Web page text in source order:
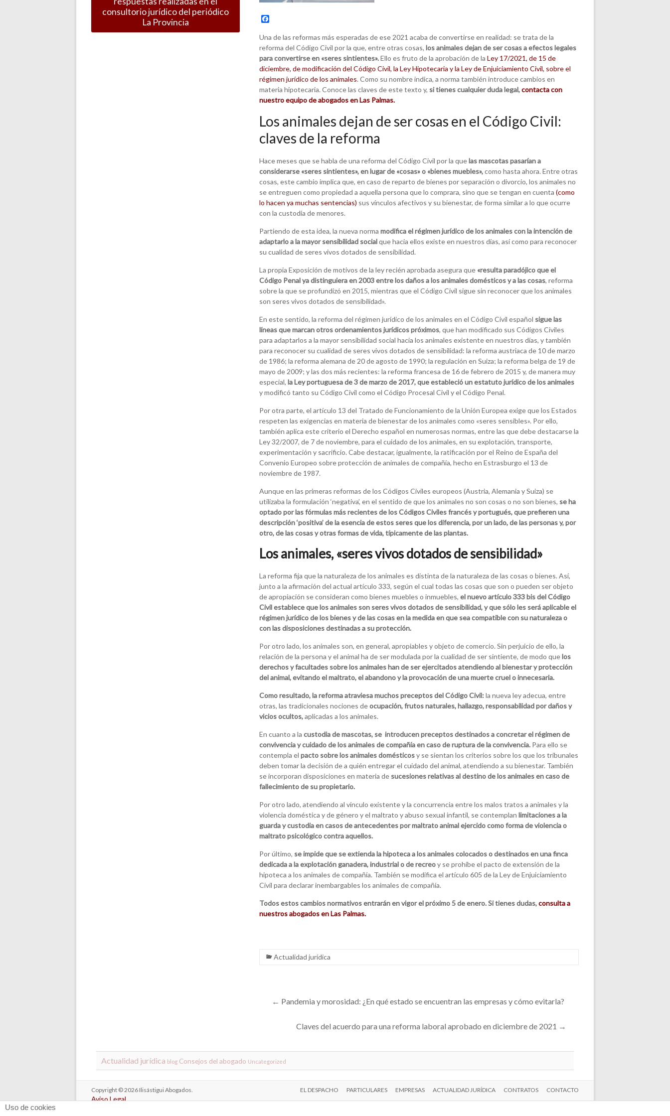
F
c
e
b
o
o
k
Una de las reformas más esperadas de ese 2021 acaba de convertirse en realidad: se trata de la
reforma del Código Civil por la que, entre otras cosas, los animales dejan de ser cosas a efectos legales
para convertirse en «seres sintientes».Ello es fruto de la aprobación de la Ley 17/2021, de 15 de
diciembre, de modificación del Código Civil, la Ley Hipotecaria y la Ley de Enjuiciamiento Civil, sobre el
régimen jurídico de los animales. Como su nombre indica, a norma también introduce cambios en
materia hipotecaria. Conoce las claves de este texto y, si tienes cualquier duda legal,contacta con
nuestro equipo de abogados en Las Palmas.
Los animales dejan de ser cosas en el Código Civil:
claves de la reforma
Hace meses que se habla de una reforma del Código Civil por la que las mascotas pasarían a
considerarse «seres sintientes», en lugar de «cosas» o «bienes muebles»,como hasta ahora. Entre otras
cosas, este cambio implica que, en caso de reparto de bienes por separación o divorcio, los animales no
se entreguen como propiedad a aquella persona que lo comprara, sino que se tengan en cuenta (como
lo hacen ya muchas sentencias) sus vínculos afectivos y su bienestar, de forma similar a lo que ocurre
con la custodia de menores.
Partiendo de esta idea, la nueva norma modifica el régimen jurídico de los animales con la intención de
adaptarlo a la mayor sensibilidad socialque hacia ellos existe en nuestros días, así como para reconocer
su cualidad de seres vivos dotados de sensibilidad.
La propia Exposición de motivos de la ley recién aprobada asegura que«resulta paradójico que el
Código Penal ya distinguiera en 2003 entre los daños a los animales domésticos y a las cosas, reforma
sobre la que se profundizó en 2015, mientras que el Código Civil sigue sin reconocer que los animales
son seres vivos dotados de sensibilidad».
En este sentido, la reforma del régimen jurídico de los animales en el Código Civil español sigue las
líneas que marcan otros ordenamientos jurídicos próximos, que han modificado sus Códigos Civiles
para adaptarlos a la mayor sensibilidad social hacia los animales existente en nuestros días, y también
para reconocer su cualidad de seres vivos dotados de sensibilidad: la reforma austriaca de 10 de marzo
de 1986; la reforma alemana de 20 de agosto de 1990; la regulación en Suiza; la reforma belga de 19 de
mayo de 2009; y las dos más recientes: la reforma francesa de 16 de febrero de 2015 y, de manera muy
especial, la Ley portuguesa de 3 de marzo de 2017, que estableció un estatuto jurídico de los animales
y modificó tanto su Código Civil como el Código Procesal Civil y el Código Penal.
Por otra parte, el artículo 13 del Tratado de Funcionamiento de la Unión Europea exige que los Estados
respeten las exigencias en materia de bienestar de los animales como «seres sensibles». Por ello,
también aplica este criterio el Derecho español en numerosas normas, entre las que debe destacarse la
Ley 32/2007, de 7 de noviembre, para el cuidado de los animales, en su explotación, transporte,
experimentación y sacrificio. Cabe destacar, igualmente, la ratificación por el Reino de España del
Convenio Europeo sobre protección de animales de compañía, hecho en Estrasburgo el 13 de
noviembre de 1987.
Aunque en las primeras reformas de los Códigos Civiles europeos (Austria, Alemania y Suiza) se
utilizaba la formulación ‘negativa’, en el sentido de que los animales no son cosas o no son bienes, se ha
optado por las fórmulas más recientes de los Códigos Civiles francés y portugués, que prefieren una
descripción ‘positiva’ de la esencia de estos seres que los diferencia, por un lado, de las personas y, por
otro, de las cosas y otras formas de vida, típicamente de las plantas.
Los animales, «seres vivos dotados de sensibilidad»
La reforma fija que la naturaleza de los animales es distinta de la naturaleza de las cosas o bienes. Así,
junto a la afirmación del actual artículo 333, según el cual todas las cosas que son o pueden ser objeto
de apropiación se consideran como bienes muebles o inmuebles, el nuevo artículo 333 bis del Código
Civil establece que los animales son seres vivos dotados de sensibilidad, y que sólo les será aplicable el
régimen jurídico de los bienes y de las cosas en la medida en que sea compatible con su naturaleza o
con las disposiciones destinadas a su protección.
Por otro lado, los animales son, en general, apropiables y objeto de comercio. Sin perjuicio de ello, la
relación de la persona y el animal ha de ser modulada por la cualidad de ser sintiente, de modo que los
derechos y facultades sobre los animales han de ser ejercitados atendiendo al bienestar y protección
del animal, evitando el maltrato, el abandono y la provocación de una muerte cruel o innecesaria.
Como resultado, la reforma atraviesa muchos preceptos del Código Civil: la nueva ley adecua, entre
otras, las tradicionales nociones deocupación, frutos naturales, hallazgo, responsabilidad por daños y
vicios ocultos,aplicadas a los animales.
En cuanto a la custodia de mascotas, se introducen preceptos destinados a concretar el régimen de
convivencia y cuidado de los animales de compañía en caso de ruptura de la convivencia.Para ello se
contempla el pacto sobre los animales domésticosy se sientan los criterios sobre los que los tribunales
deben tomar la decisión de a quién entregar el cuidado del animal, atendiendo a su bienestar. También
se incorporan disposiciones en materia de sucesiones relativas al destino de los animales en caso de
fallecimiento de su propietario.
Por otro lado, atendiendo al vínculo existente y la concurrencia entre los malos tratos a animales y la
violencia doméstica y de género y el maltrato y abuso sexual infantil, se contemplan limitaciones a la
guarda y custodia en casos de antecedentes por maltrato animal ejercido como forma de violencia o
maltrato psicológico contra aquellos.
Por último, se impide que se extienda la hipoteca a los animales colocados o destinados en una finca
dedicada a la explotación ganadera, industrial o de recreoy se prohíbe el pacto de extensión de la
hipoteca a los animales de compañía. También se modifica el artículo 605 de la Ley de Enjuiciamiento
Civil para declarar inembargables los animales de compañía.
Todos estos cambios normativos entrarán en vigor el próximo 5 de enero. Si tienesdudas,consulta a
nuestros abogados en Las Palmas.
Actualidad jurídica
← Pandemia y morosidad: ¿En qué estado se encuentran las empresas y cómo evitarla?
Claves del acuerdo para una reforma laboral aprobado en diciembre de 2021 →
consultorio jurídico del periódico
La Provincia
Actualidad jurídica blog Consejos del abogado Uncategorized
Copyright © 2026 Ilisástigui Abogados. EL DESPACHO PARTICULARES EMPRESAS ACTUALIDAD JURÍDICA CONTRATOS CONTACTO
Aviso Legal
Uso de cookies